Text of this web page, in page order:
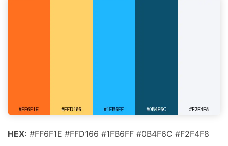
HEX: #FF6F1E #FFD166 #1FB6FF #0B4F6C #F2F4F8